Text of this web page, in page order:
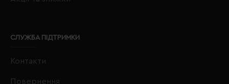
СЛУЖБА ПІДТРИМКИ
Контакти
Повернення